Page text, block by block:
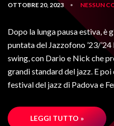
OTTOBRE 20, 2023 • NESSUN
Dopo la lunga pausa estiva, è
puntata del Jazzofono ’23/
swing, con Dario e Nick che
grandi standard del jazz. E
festival del jazz di Padova e
LEGGI TUTTO »